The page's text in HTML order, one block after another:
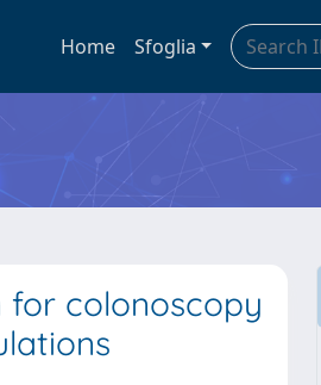
Home Sfoglia
for colonoscopy